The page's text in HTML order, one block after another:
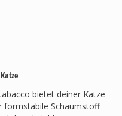
bietet deiner Katze
formstabile Schaumstoff